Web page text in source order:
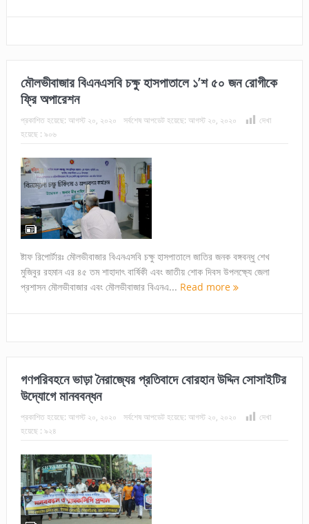
মৌলভীবাজার বিএনএসবি চক্ষু হাসপাতালে ১’শ ৫০ জন রোগীকে
ফ্রি অপারেশন
প্রকাশিত হয়েছে: আগস্ট ২০, ২০২০ সর্বশেষ আপডেট হয়েছে: আগস্ট ২০, ২০২০
দেখা
হয়েছে : ৯০৬
ষ্টাফ রিপোর্টারঃ মৌলভীবাজার বিএনএসবি চক্ষু হাসপাতালে জাতির জনক বঙ্গবন্ধু শেখ
মুজিবুর রহমান এর ৪৫ তম শাহাদাৎ বার্ষিকী এবং জাতীয় শোক দিবস উপলক্ষ্যে জেলা
প্রশাসন মৌলভীবাজার এবং মৌলভীবাজার বিএনএ... Read more
গণপরিবহনে ভাড়া নৈরাজ্যের প্রতিবাদে বোরহান উদ্দিন সোসাইটির
উদ্যোগে মানববন্ধন
প্রকাশিত হয়েছে: আগস্ট ২০, ২০২০ সর্বশেষ আপডেট হয়েছে: আগস্ট ২০, ২০২০
দেখা
হয়েছে : ৯২৪